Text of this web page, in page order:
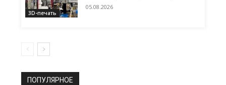
3D-печать
05.08.2026
ПОПУЛЯРНОЕ